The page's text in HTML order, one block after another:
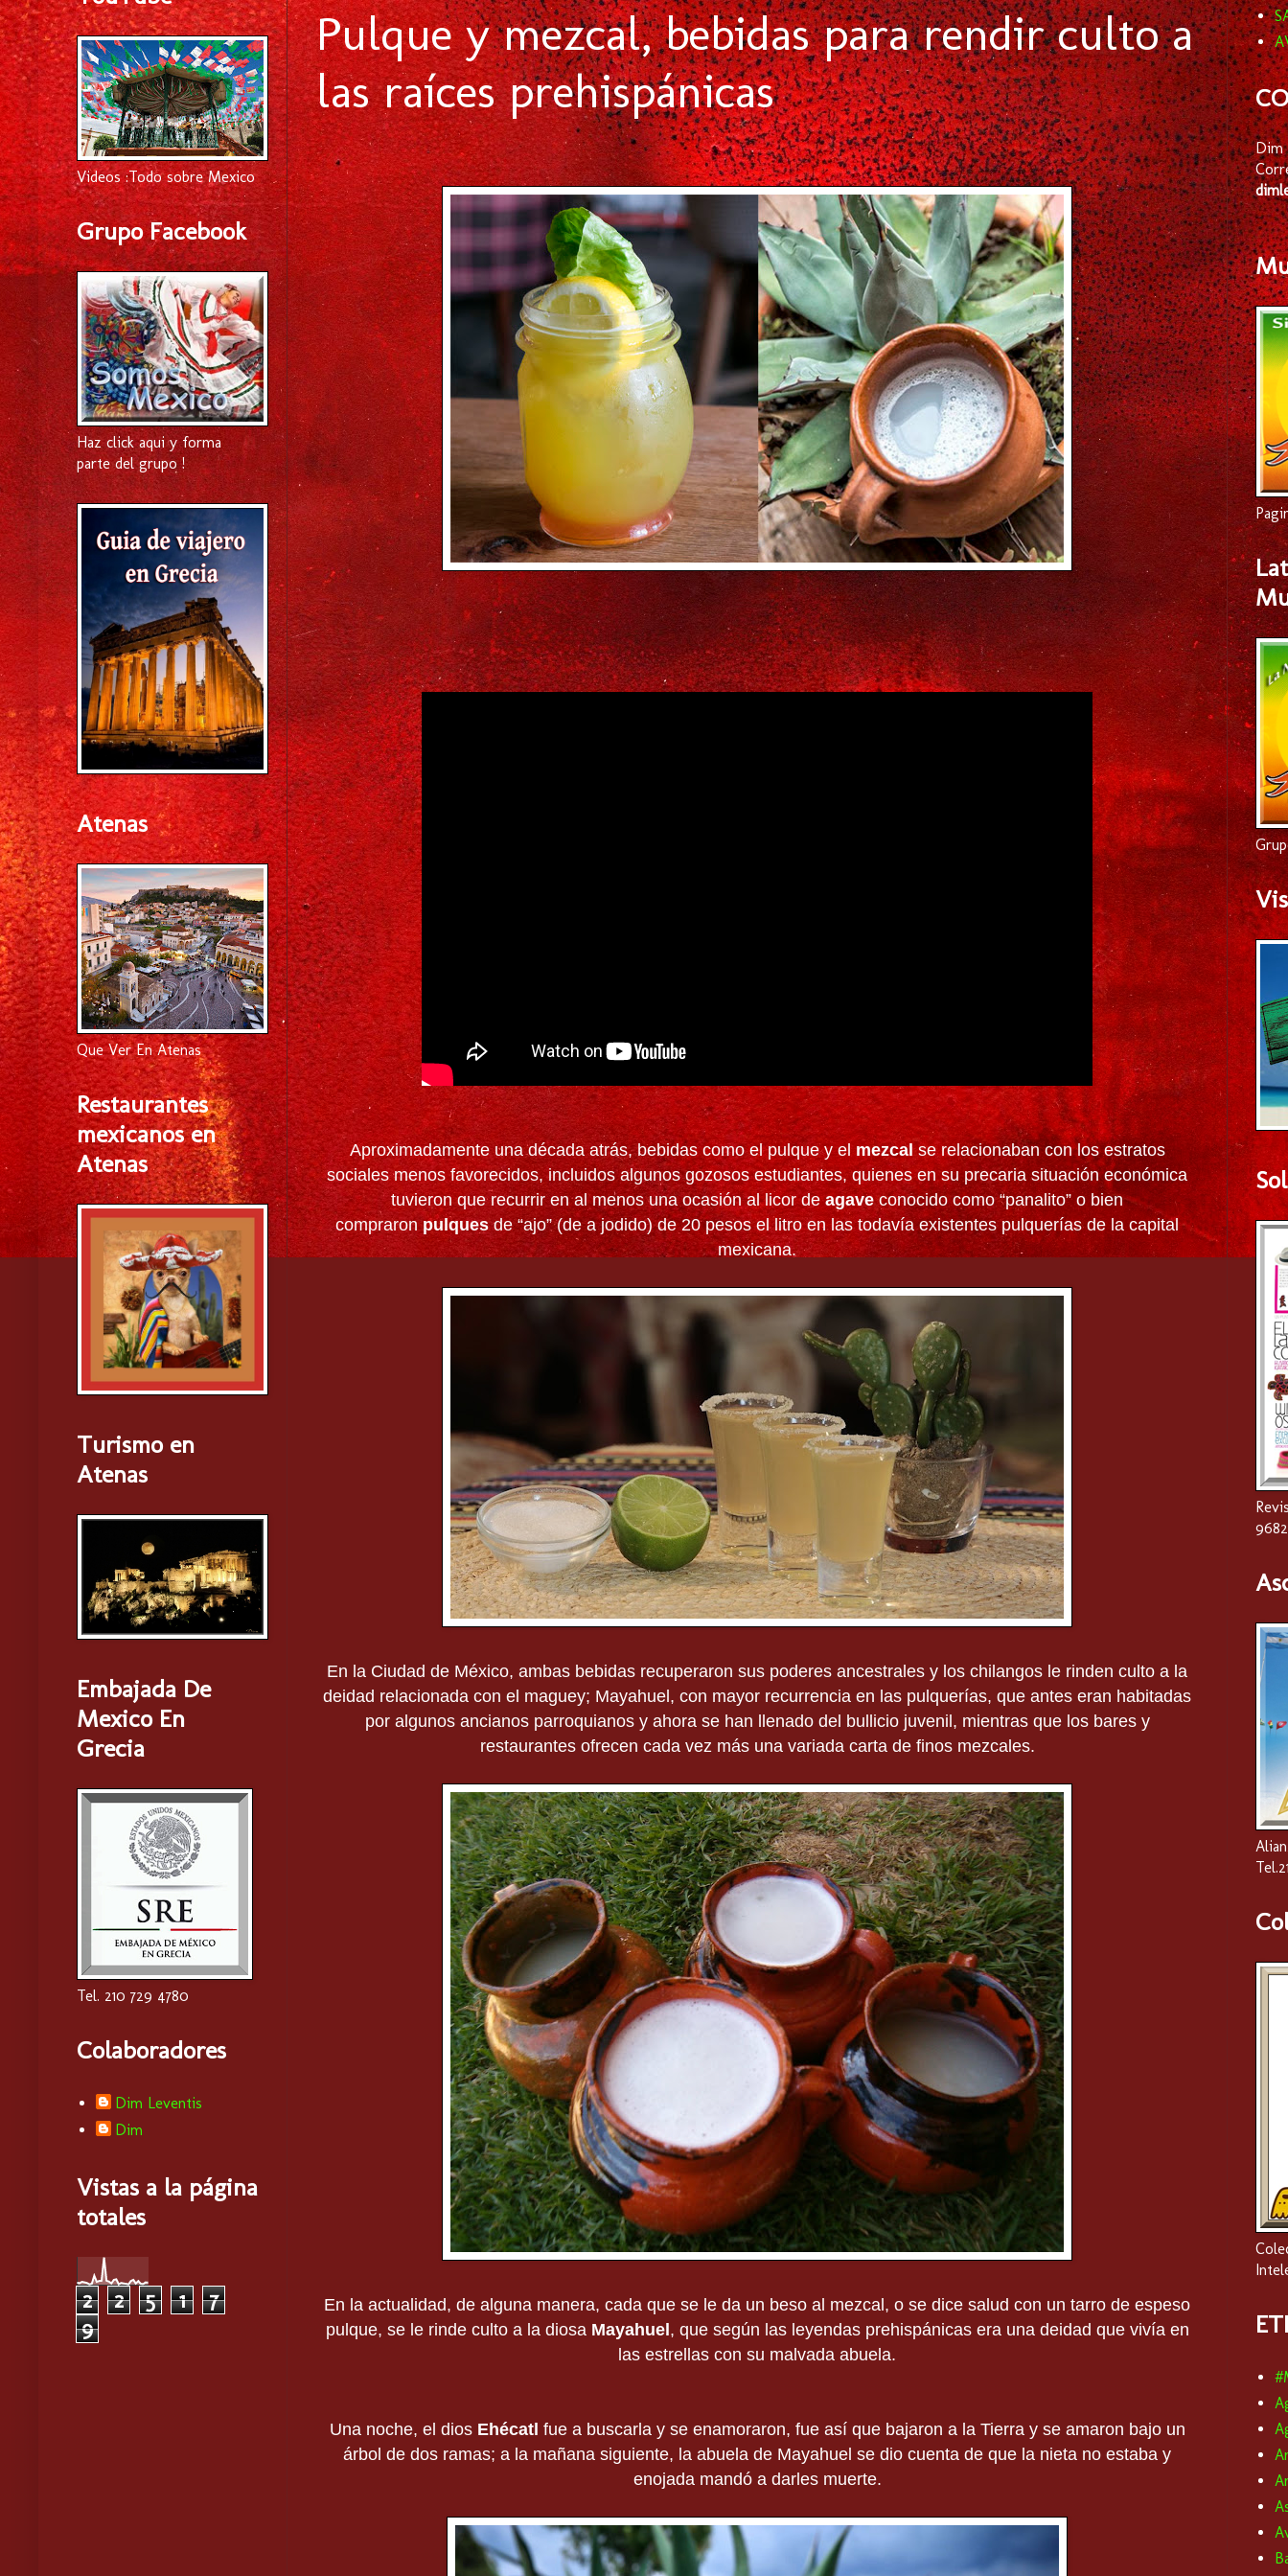
Pulque y mezcal, bebidas para rendir culto a
las raíces prehispánicas
Aproximadamente una década atrás, bebidas como el pulque y elmezcal se relacionaban con los estratos
sociales menos favorecidos, incluidos algunos gozosos estudiantes, quienes en su precaria situación económica
tuvieron que recurrir en al menos una ocasión al licor deagaveconocido como “panalito” o bien
compraronpulquesde “ajo” (de a jodido) de 20 pesos el litro en las todavía existentes pulquerías de la capital
mexicana.
En la Ciudad de México, ambas bebidas recuperaron sus poderes ancestrales y los chilangos le rinden culto a la
deidad relacionada con el maguey; Mayahuel, con mayor recurrencia en las pulquerías, que antes eran habitadas
por algunos ancianos parroquianos y ahora se han llenado del bullicio juvenil, mientras que los bares y
restaurantes ofrecen cada vez más una variada carta de finos mezcales.
En la actualidad, de alguna manera, cada que se le da un beso al mezcal, o se dice salud con un tarro de espeso
pulque, se le rinde culto a la diosa Mayahuel , que según las leyendas prehispánicas era una deidad que vivía en
las estrellas con su malvada abuela.
Una noche, el dios Ehécatl fue a buscarla y se enamoraron, fue así que bajaron a la Tierra y se amaron bajo un
árbol de dos ramas; a la mañana siguiente, la abuela de Mayahuel se dio cuenta de que la nieta no estaba y
enojada mandó a darles muerte.
Videos :Todo sobre Mexico
Grupo Facebook
Haz click aqui y forma
parte del grupo !
Atenas
Que Ver En Atenas
Restaurantes
mexicanos en
Atenas
Turismo en
Atenas
Embajada De
Mexico En
Grecia
Tel. 210 729 4780
Colaboradores
Dim Leventis
Dim
Vistas a la página
totales
2 2 5 1
7
9
Dim
9682